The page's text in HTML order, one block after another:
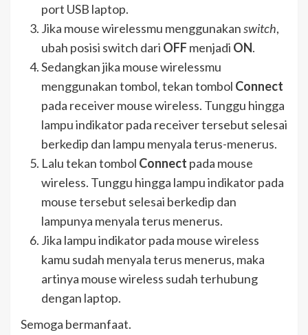
port USB laptop.
Jika mouse wirelessmu menggunakanswitch,
ubah posisi switch dari OFF menjadi ON.
Sedangkan jika mouse wirelessmu
menggunakan tombol, tekan tombol Connect
pada receiver mouse wireless. Tunggu hingga
lampu indikator pada receiver tersebut selesai
berkedip dan lampu menyala terus-menerus.
Lalu tekan tombol Connect pada mouse
wireless. Tunggu hingga lampu indikator pada
mouse tersebut selesai berkedip dan
lampunya menyala terus menerus.
Jika lampu indikator pada mouse wireless
kamu sudah menyala terus menerus, maka
artinya mouse wireless sudah terhubung
dengan laptop.
Semoga bermanfaat.